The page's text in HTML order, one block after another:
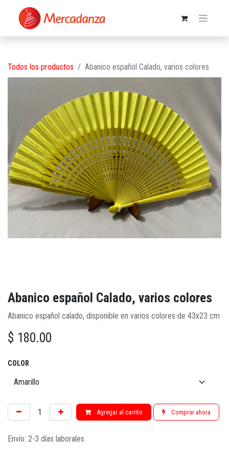
Todos los productos Abanico español Calado, varios colores
Abanico español Calado, varios colores
Abanico español calado, disponible en varios colores de 43x23 cm
$ 180.00
COLOR
Agregar al carrito Comprar ahora
Envío: 2-3 días laborales